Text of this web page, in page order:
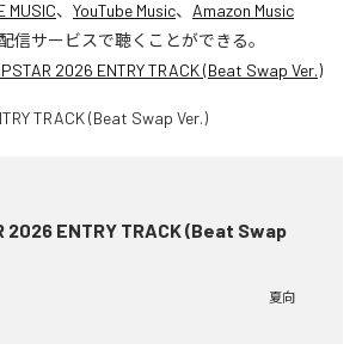
MUSIC、 YouTube Music、 Amazon Music
信サービスで聴くことができる。
2026 ENTRY TRACK (Beat Swap Ver.)
2026 ENTRY TRACK (Beat Swap
夏向